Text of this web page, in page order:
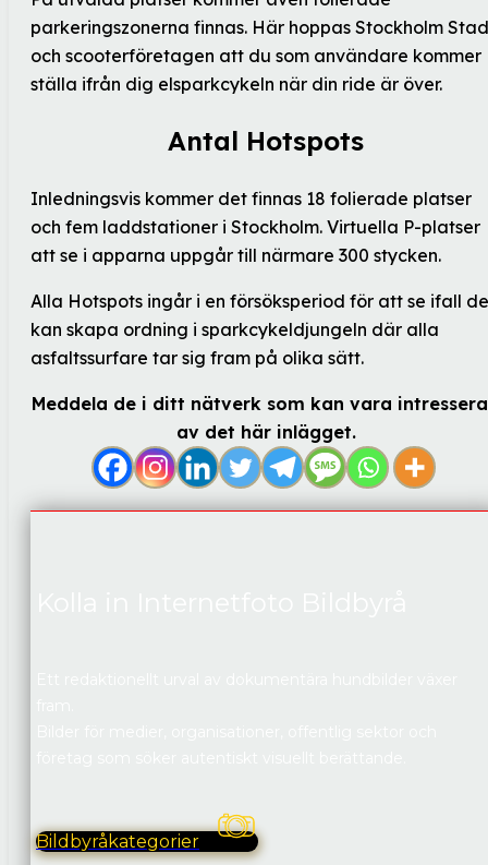
parkeringszonerna finnas. Här hoppas Stockholm Stad
och scooterföretagen att du som användare kommer
ställa ifrån dig elsparkcykeln när din ride är över.
Antal Hotspots
Inledningsvis kommer det finnas 18 folierade platser
och fem laddstationer i Stockholm. Virtuella P-platser
att se i apparna uppgår till närmare 300 stycken.
Alla Hotspots ingår i en försöksperiod för att se ifall de
kan skapa ordning i sparkcykeldjungeln där alla
asfaltssurfare tar sig fram på olika sätt.
Meddela de i ditt nätverk som kan vara
av det här inlägget.
Bildbyråkategorier